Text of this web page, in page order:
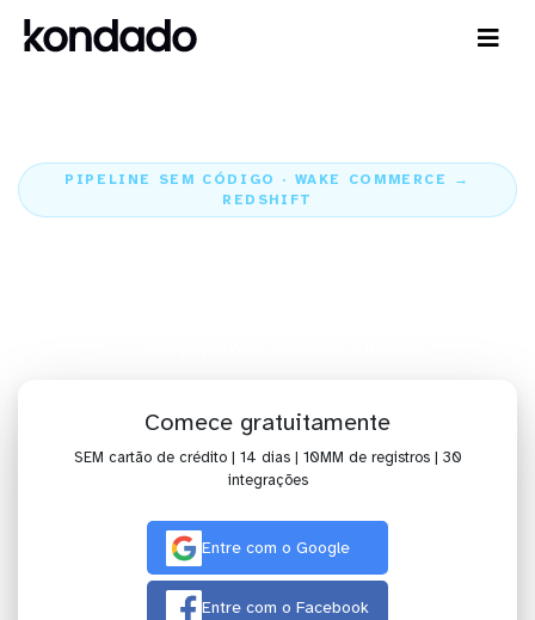
PIPELINE SEM CÓDIGO · WAKE COMMERCE →
REDSHIFT
Comece gratuitamente
SEM cartão de crédito | 14 dias | 10MM de registros | 30
integrações
Entre com o Google
Entre com o Facebook